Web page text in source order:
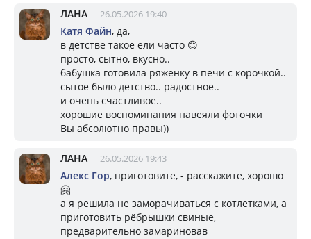
ЛАНА 26.05.2026 19:40
Катя Файн, да,
в детстве такое ели часто 😊
просто, сытно, вкусно..
бабушка готовила ряженку в печи с корочкой..
сытое было детство.. радостное..
и очень счастливое..
хорошие воспоминания навеяли фоточки
Вы абсолютно правы))
ЛАНА 26.05.2026 19:43
Алекс Гор, приготовите, - расскажите, хорошо
🤗
а я решила не заморачиваться с котлетками, а
приготовить рёбрышки свиные,
предварительно замариновав